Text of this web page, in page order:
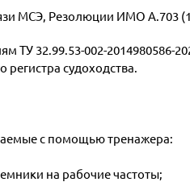
МСЭ, Резолюции ИМО А.703
ТУ 32.99.53-002-2014980586-
регистра судоходства.
с помощью тренажера:
на рабочие частоты;